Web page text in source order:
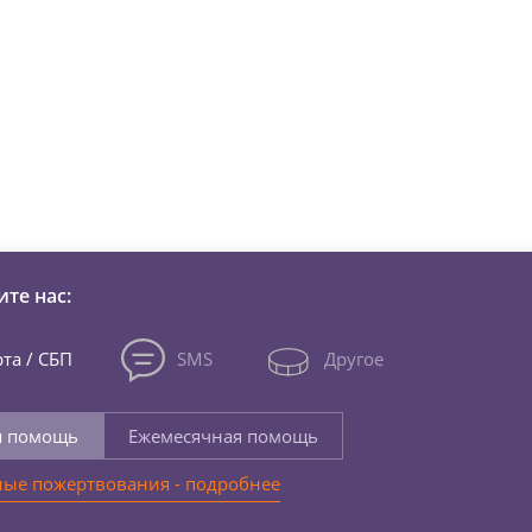
нас:
/ СБП SMS Другое
помощь
Ежемесячная помощь
пожертвования - подробнее